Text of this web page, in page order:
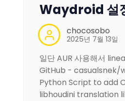
Waydroid 설
chocosobo
2025년 7월 13일
일단 AUR 사용해서
GitHub - casualsnek/
Python Script to add
libhoudini translation